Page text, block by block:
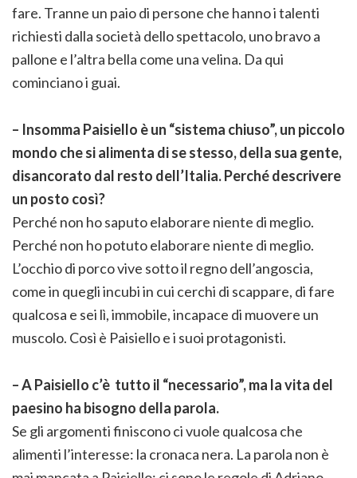
fare. Tranne un paio di persone che hanno i talenti
richiesti dalla società dello spettacolo, uno bravo a
pallone e l’altra bella come una velina. Da qui
cominciano i guai.
– Insomma Paisiello è un “sistema chiuso”, un piccolo
mondo che si alimenta di se stesso, della sua gente,
disancorato dal resto dell’Italia. Perché descrivere
un posto così?
Perché non ho saputo elaborare niente di meglio.
Perché non ho potuto elaborare niente di meglio.
L’occhio di porco vive sotto il regno dell’angoscia,
come in quegli incubi in cui cerchi di scappare, di fare
qualcosa e sei lì, immobile, incapace di muovere un
muscolo. Così è Paisiello e i suoi protagonisti.
– A Paisiello c’è tutto il “necessario”, ma la vita del
paesino ha bisogno della parola.
Se gli argomenti finiscono ci vuole qualcosa che
alimenti l’interesse: la cronaca nera. La parola non è